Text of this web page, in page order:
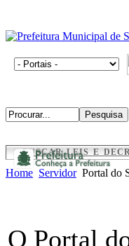
BUSCAR LEIS E
Home Servidor Portal do
O Portal